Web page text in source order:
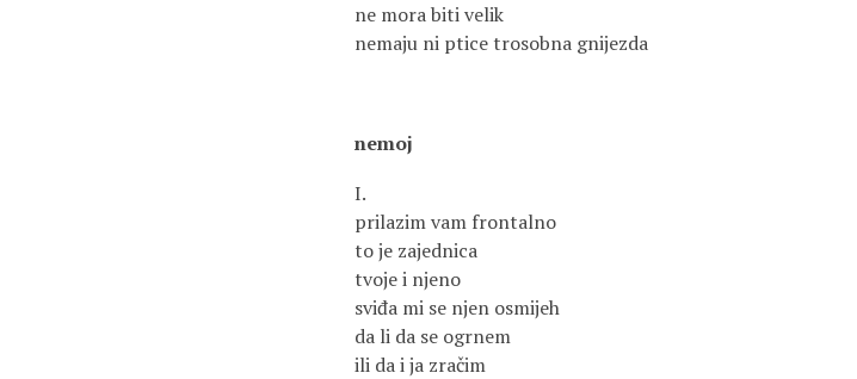
ne mora biti velik
nemaju ni ptice trosobna gnijezda
nemoj
I.
prilazim vam frontalno
to je zajednica
tvoje i njeno
sviđa mi se njen osmijeh
da li da se ogrnem
ili da i ja zračim